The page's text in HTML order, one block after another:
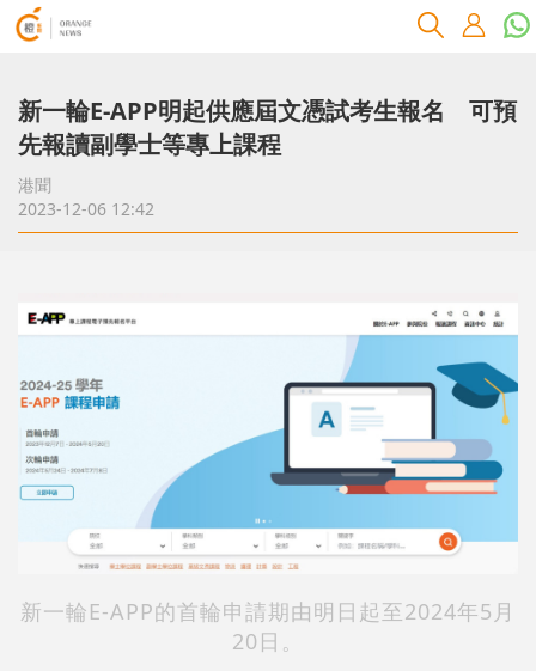
新一輪E-APP明起供應屆文憑試考生報名 可預
先報讀副學士等專上課程
港聞
2023-12-06 12:42
新一輪E-APP的首輪申請期由明日起至2024年5月
20日。